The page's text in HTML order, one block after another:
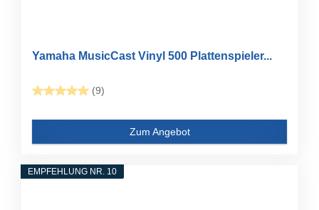
Yamaha MusicCast Vinyl 500 Plattenspieler...
(9)
Zum Angebot
EMPFEHLUNG NR. 10